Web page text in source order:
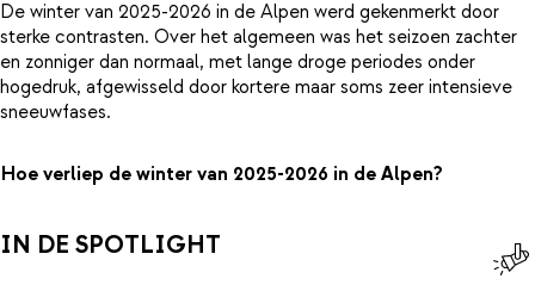
De winter van 2025-2026 in de Alpen werd gekenmerkt door
sterke contrasten. Over het algemeen was het seizoen zachter
en zonniger dan normaal, met lange droge periodes onder
hogedruk, afgewisseld door kortere maar soms zeer intensieve
sneeuwfases.
Hoe verliep de winter van 2025-2026 in de Alpen?
IN DE SPOTLIGHT